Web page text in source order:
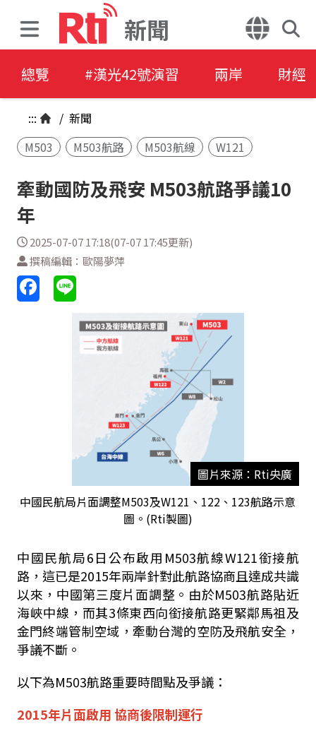
新聞
總覽 #漢光42號演習 兩岸 財經
::: / 新聞
M503
M503航路 M503航線 W121
牽動國防及飛安 M503航路爭議10
年
2025-07-07 17:18(07-07 17:45更新)
撰稿編輯：歐陽夢萍
圖片來源：Rti央廣
中國民航局片面調整M503及W121、122、123航路示意
圖。(Rti製圖)
中國民航局6日公布啟用 M503航線W121銜接航
路，這已是2015年兩岸針對此航路協商且達成共識
以來，中國第三度片面調整。由於M503航路貼近
海峽中線，而其3條東西向銜接航路更緊鄰馬祖及
金門終端管制空域，牽動台灣的空防及飛航安全，
爭議不斷。
以下為M503航路重要時間點及爭議：
2015年片面啟用 協商後限制運行